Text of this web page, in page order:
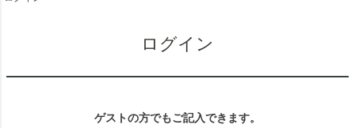
ログイン
ゲストの方でもご記入できます。